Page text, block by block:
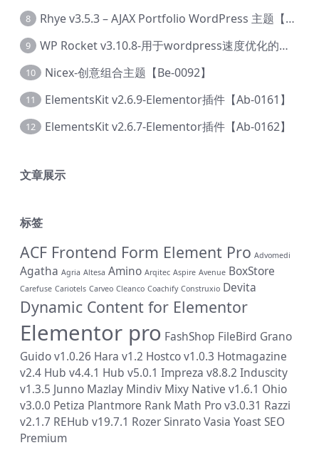
8 Rhye v3.5.3 – AJAX Portfolio WordPress 主题【Bi-0049】
9 WP Rocket v3.10.8-用于wordpress速度优化的缓存加速插件【Cd-0019】
10 Nicex-创意组合主题【Be-0092】
11 ElementsKit v2.6.9-Elementor插件【Ab-0161】
12 ElementsKit v2.6.7-Elementor插件【Ab-0162】
文章展示
标签
ACF Frontend Form Element Pro Advomedi
Agatha Agria Altesa Amino Arqitec Aspire Avenue BoxStore
Carefuse Cariotels Carveo Cleanco Coachify Construxio Devita
Dynamic Content for Elementor
Elementor pro FashShop FileBird Grano
Guido v1.0.26 Hara v1.2 Hostco v1.0.3 Hotmagazine
v2.4 Hub v4.4.1 Hub v5.0.1 Impreza v8.8.2 Induscity
v1.3.5 Junno Mazlay Mindiv Mixy Native v1.6.1 Ohio
v3.0.0 Petiza Plantmore Rank Math Pro v3.0.31 Razzi
v2.1.7 REHub v19.7.1 RozerSinratoVasia Yoast SEO
Premium